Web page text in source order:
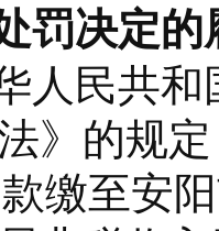
罚决定
人民共
》的规
缴至安